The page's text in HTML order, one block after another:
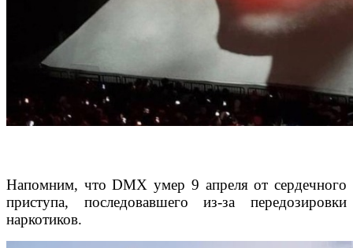
Напомним, что DMX умер 9 апреля от сердечного
приступа, последовавшего из-за передозировки
наркотиков.